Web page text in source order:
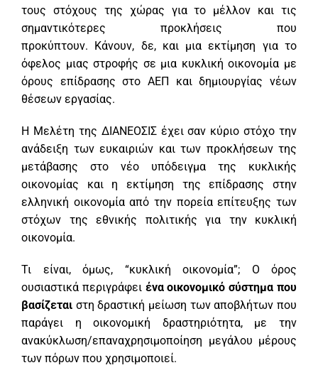
τους στόχους της χώρας για το μέλλον και τις
σημαντικότερες προκλήσεις που
προκύπτουν. Κάνουν, δε, και μια εκτίμηση για το
όφελος μιας στροφής σε μια κυκλική οικονομία με
όρους επίδρασης στο ΑΕΠ και δημιουργίας νέων
θέσεων εργασίας.
Η Μελέτη της ΔΙΑΝΕΟΣΙΣ έχει σαν κύριο στόχο την
ανάδειξη των ευκαιριών και των προκλήσεων της
μετάβασης στο νέο υπόδειγμα της κυκλικής
οικονομίας και η εκτίμηση της επίδρασης στην
ελληνική οικονομία από την πορεία επίτευξης των
στόχων της εθνικής πολιτικής για την κυκλική
οικονομία.
Τι είναι, όμως, “κυκλική οικονομία”; Ο όρος
ουσιαστικά περιγράφει ένα οικονομικό σύστημα που
βασίζεται στη δραστική μείωση των αποβλήτων που
παράγει η οικονομική δραστηριότητα, με την
ανακύκλωση/επαναχρησιμοποίηση μεγάλου μέρους
των πόρων που χρησιμοποιεί.